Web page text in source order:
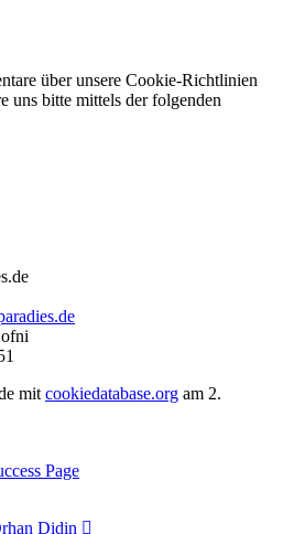
über unsere Cookie-Richtlinien
uns bitte mittels der folgenden
mit cookiedatabase.org am 2.
Page